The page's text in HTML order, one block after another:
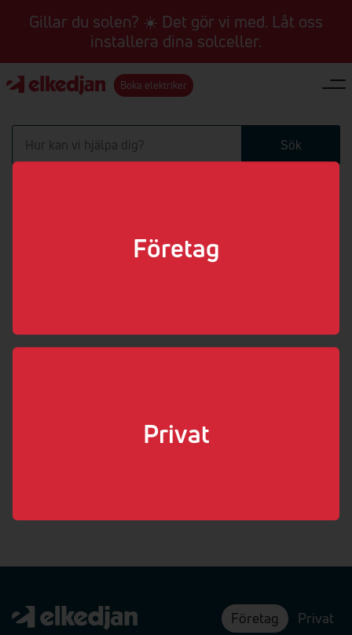
Gillar du solen? ☀️ Det gör vi med. Låt oss
installera dina solceller.
Boka elektriker
Företag
Privat
Sök
Företag Privat